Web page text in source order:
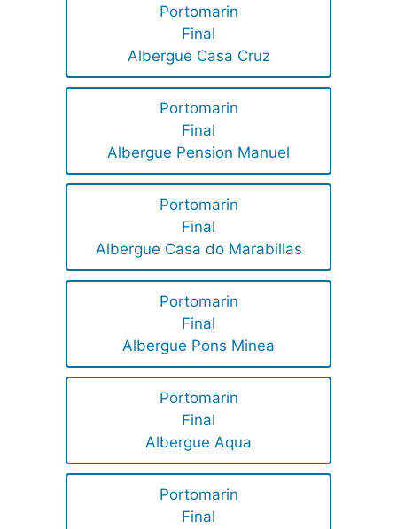
Portomarin
Final
Albergue Casa Cruz
Portomarin
Final
Albergue Pension Manuel
Portomarin
Final
Albergue Casa do Marabillas
Portomarin
Final
Albergue Pons Minea
Portomarin
Final
Albergue Aqua
Portomarin
Final